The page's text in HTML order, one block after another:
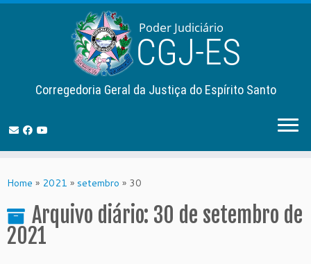
to
Corregedoria Geral da Justiça do Espírito Santo
Home » 2021 » setembro » 30
Arquivo diário: 30 de setembro de
2021